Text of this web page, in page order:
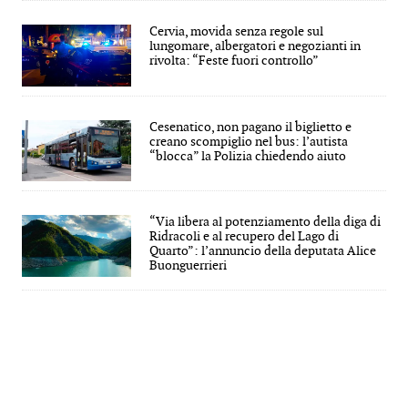
Cervia, movida senza regole sul
lungomare, albergatori e negozianti in
rivolta: “Feste fuori controllo”
Cesenatico, non pagano il biglietto e
creano scompiglio nel bus: l’autista
“blocca” la Polizia chiedendo aiuto
“Via libera al potenziamento della diga di
Ridracoli e al recupero del Lago di
Quarto”: l’annuncio della deputata Alice
Buonguerrieri